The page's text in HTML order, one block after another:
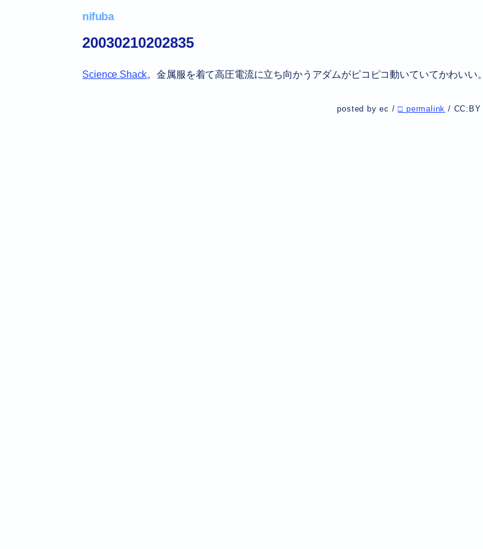
nifuba
20030210202835
Science Shack。金属服を着て高圧電流に立ち向かうアダムがピコピコ動いていてかわいい。
posted by ec /□ permalink / CC:BY